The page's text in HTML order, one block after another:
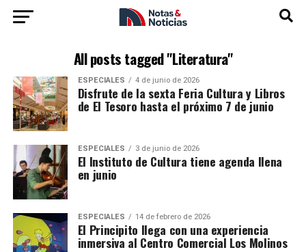
All posts tagged "Literatura"
ESPECIALES 4 de junio de 2026
Disfrute de la sexta Feria Cultura y Libros
de El Tesoro hasta el próximo 7 de junio
ESPECIALES 3 de junio de 2026
El Instituto de Cultura tiene agenda llena
en junio
ESPECIALES 14 de febrero de 2026
El Principito llega con una experiencia
inmersiva al Centro Comercial Los Molinos